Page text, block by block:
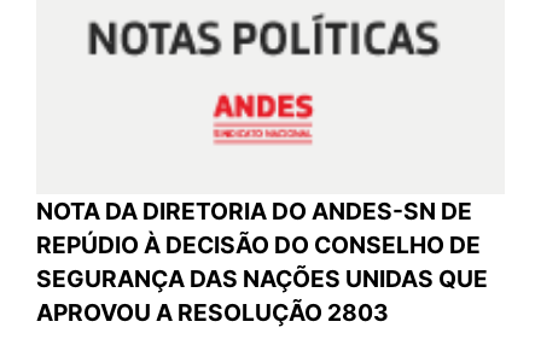
NOTA DA DIRETORIA DO ANDES-SN DE
REPÚDIO À DECISÃO DO CONSELHO DE
SEGURANÇA DAS NAÇÕES UNIDAS QUE
APROVOU A RESOLUÇÃO 2803